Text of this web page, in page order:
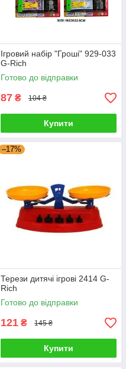
Ігровий набір "Гроші" 929-033
G-Rich
Готово до відправки
87 ₴ 104 ₴
Купити
–17%
Терези дитячі ігрові 2414 G-
Rich
Готово до відправки
121 ₴ 145 ₴
Купити